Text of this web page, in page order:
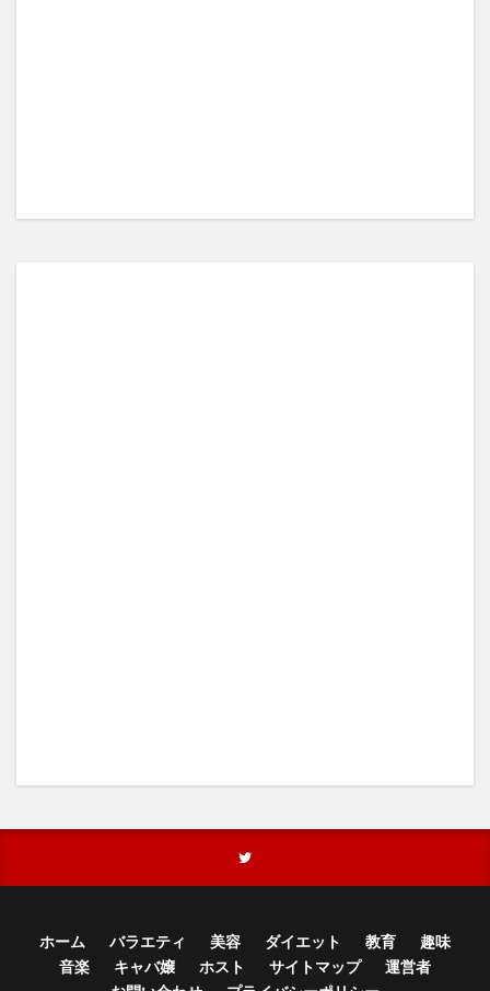
ホーム バラエティ 美容 ダイエット 教育
趣味
音楽
キャバ嬢 ホスト サイトマップ
運営者